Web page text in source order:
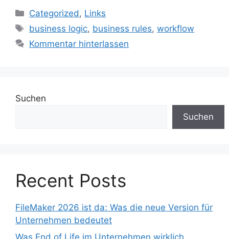
Kategorien
Categorized , Links
Schlagwörter
business logic, business rules,workflow
Kommentar hinterlassen
Suchen
Suchen
Recent Posts
FileMaker 2026 ist da: Was die neue Version für
Unternehmen bedeutet
Was End of Life im Unternehmen wirklich